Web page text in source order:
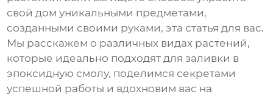
свой дом уникальными предметами,
созданными своими руками, эта статья для вас.
Мы расскажем о различных видах растений,
которые идеально подходят для заливки в
эпоксидную смолу, поделимся секретами
успешной работы и вдохновим вас на